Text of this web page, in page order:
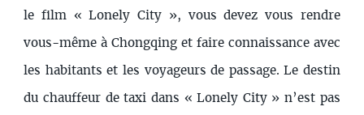
le film « Lonely City », vous devez vous rendre
vous-même à Chongqing et faire connaissance avec
les habitants et les voyageurs de passage. Le destin
du chauffeur de taxi dans « Lonely City » n’est pas